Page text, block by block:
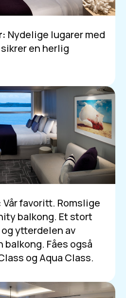
Nydelige lugarer med
en herlig
Vår favoritt. Romslige
balkong. Et stort
ytterdelen av
Fåes også
og Aqua Class.